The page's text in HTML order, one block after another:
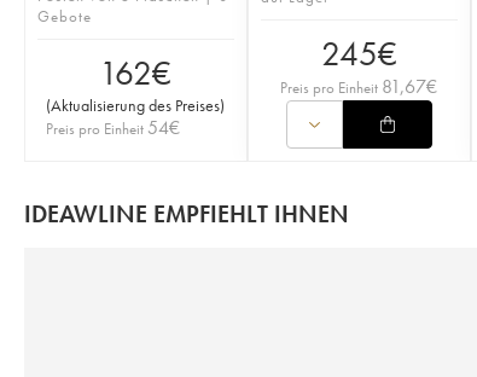
Gebote
162€
(Aktualisierung des Preises)
Preis pro Einheit 54€
245€
Preis pro Einheit 81,67€
IDEAWLINE EMPFIEHLT IHNEN